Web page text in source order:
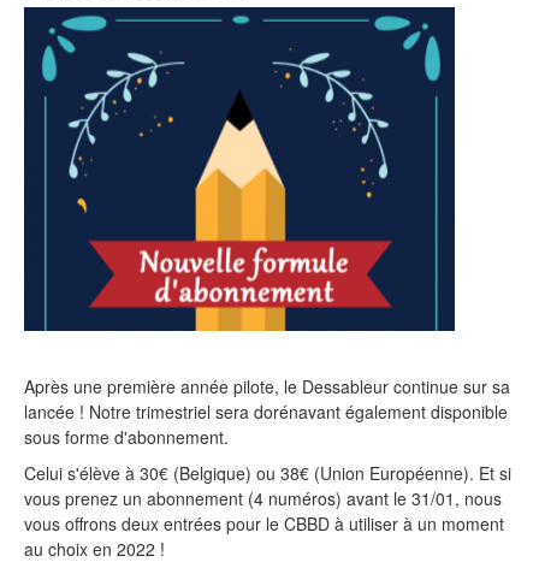
Après une première année pilote, le Dessableur continue sur sa
lancée ! Notre trimestriel sera dorénavant également disponible
sous forme d'abonnement.
Celui s'élève à 30€ (Belgique) ou 38€ (Union Européenne). Et si
vous prenez un abonnement (4 numéros) avant le 31/01, nous
vous offrons deux entrées pour le CBBD à utiliser à un moment
au choix en 2022 !